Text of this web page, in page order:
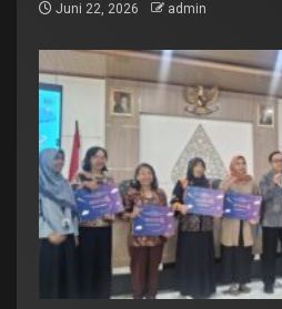
Juni 22, 2026 admin